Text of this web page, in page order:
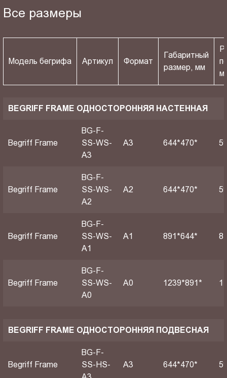
Все размеры
Модель бегрифа Артикул Формат
Габаритный
размер, мм
BEGRIFF FRAME ОДНОСТОРОННЯЯ НАСТЕННАЯ
Begriff Frame
BG-F-
SS-WS-
A3
A3 644*470*
Begriff Frame
BG-F-
SS-WS-
A2
A2 644*470*
Begriff Frame
BG-F-
SS-WS-
A1
А1 891*644*
Begriff Frame
BG-F-
SS-WS-
A0
А0 1239*891*
BEGRIFF FRAME ОДНОСТОРОННЯЯ ПОДВЕСНАЯ
Begriff Frame
BG-F-
SS-HS-
A3 644*470*